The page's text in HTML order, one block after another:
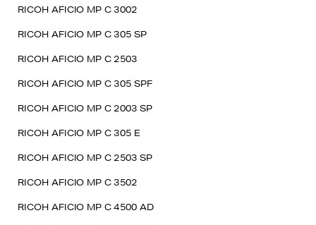
RICOH AFICIO MP C 3002
RICOH AFICIO MP C 305 SP
RICOH AFICIO MP C 2503
RICOH AFICIO MP C 305 SPF
RICOH AFICIO MP C 2003 SP
RICOH AFICIO MP C 305 E
RICOH AFICIO MP C 2503 SP
RICOH AFICIO MP C 3502
RICOH AFICIO MP C 4500 AD